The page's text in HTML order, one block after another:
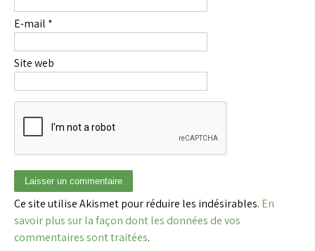
E-mail *
Site web
Ce site utilise Akismet pour réduire les indésirables. En
savoir plus sur la façon dont les données de vos
commentaires sont traitées.